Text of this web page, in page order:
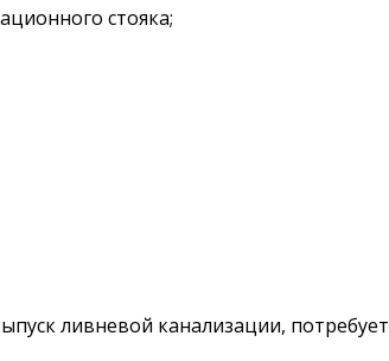
стояка;
ливневой канализации,